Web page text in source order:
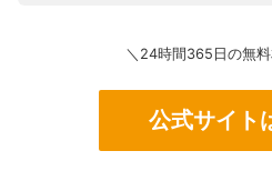
＼24時間365日の無
公式サイト